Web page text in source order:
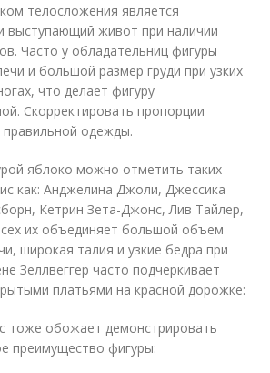
телосложения является
выступающий живот при наличии
Часто у обладательниц фигуры
и большой размер груди при узких
что делает фигуру
Скорректировать пропорции
одежды.
яблоко можно отметить таких
как: Анджелина Джоли, Джессика
Кетрин Зета-Джонс, Лив Тайлер,
их объединяет большой объем
широкая талия и узкие бедра при
Зеллвеггер часто подчеркивает
платьями на красной дорожке:
тоже обожает демонстрировать
преимущество фигуры: